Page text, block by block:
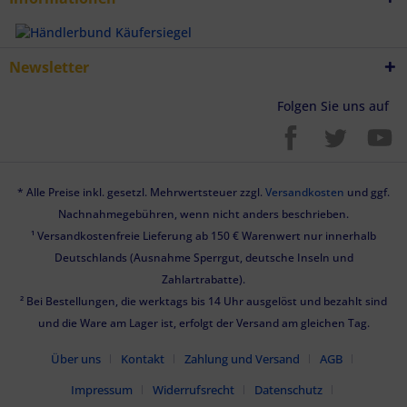
Newsletter
Folgen Sie uns auf
* Alle Preise inkl. gesetzl. Mehrwertsteuer zzgl. Versandkosten und ggf.
Nachnahmegebühren, wenn nicht anders beschrieben.
¹ Versandkostenfreie Lieferung ab 150 € Warenwert nur innerhalb
Deutschlands (Ausnahme Sperrgut, deutsche Inseln und
Zahlartrabatte).
² Bei Bestellungen, die werktags bis 14 Uhr ausgelöst und bezahlt sind
und die Ware am Lager ist, erfolgt der Versand am gleichen Tag.
Über uns Kontakt Zahlung und Versand
AGB
Impressum
Widerrufsrecht Datenschutz